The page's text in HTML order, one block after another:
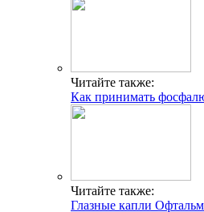
Читайте также:
Как принимать
Читайте также:
Глазные капли